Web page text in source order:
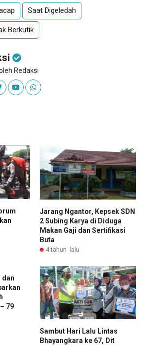
Saat Digeledah
Berkutik
Redaksi
Jarang Ngantor, Kepsek SDN
2 Subing Karya di Diduga
Makan Gaji dan Sertifikasi
Buta
4 tahun lalu
dan
79
Sambut Hari Lalu Lintas
Bhayangkara ke 67, Dit